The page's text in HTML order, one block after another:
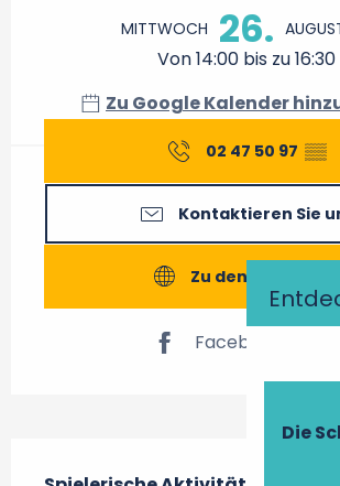
Die
MITTWOCH 26.
Von 14:00 bis zu 16:30
Zu Google Kalender
02 47 50 97 ▒▒
Kontaktieren Sie
Zu den Webseiten
Facebook Seite